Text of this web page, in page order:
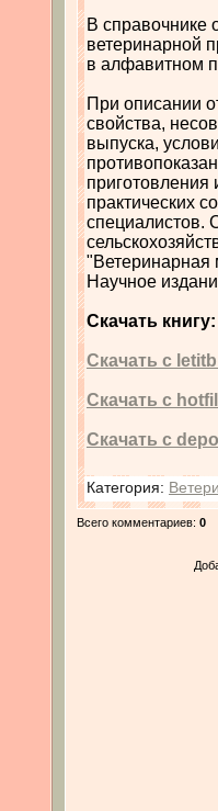
В справочнике
ветеринарной
в алфавитном
При описании
свойства,
выпуска,
приготовления
практических
специалистов.
"Ветеринарная
Научное
Скачать книгу:
Скачать с
Скачать с
Скачать с
Категория:
Всего комментариев: 0